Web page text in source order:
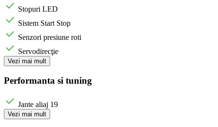
Stopuri LED
Sistem Start Stop
Senzori presiune roti
Servodirecţie
Vezi mai mult
Performanta si tuning
Jante aliaj 19
Vezi mai mult